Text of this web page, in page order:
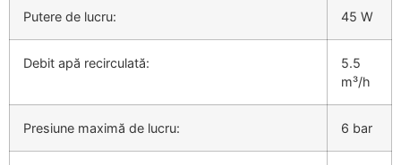
Putere de lucru: 45 W
Debit apă recirculată:
5.5
m³/h
Presiune maximă de lucru: 6 bar